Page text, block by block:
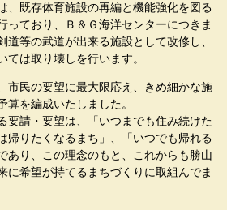
既存体育施設の再編と機能強化を図る
っており、Ｂ＆Ｇ海洋センターにつきま
道等の武道が出来る施設として改修し、
は取り壊しを行います。
市民の要望に最大限応え、きめ細かな施
を編成いたしました。
請・要望は、「いつまでも住み続けた
帰りたくなるまち」、「いつでも帰れる
あり、この理念のもと、これからも勝山
に希望が持てるまちづくりに取組んでま